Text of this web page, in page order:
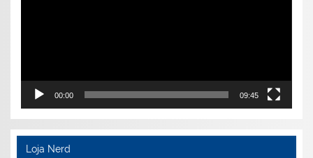
00:00 09:45
Loja Nerd